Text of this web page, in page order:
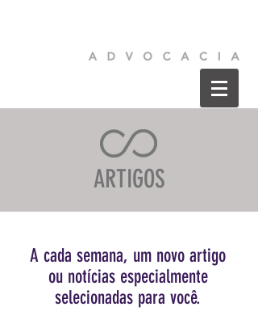
ARTIGOS
A cada semana, um novo artigo
ou notícias especialmente
selecionadas para você.